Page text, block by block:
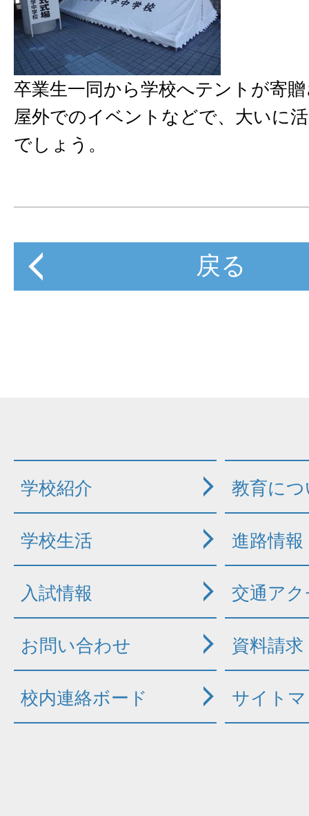
卒業生一同から学校へテントが寄
屋外でのイベントなどで、大いに
でしょう。
戻る
学校紹介 教育に
学校生活 進路情報
入試情報 交通ア
お問い合わせ 資料請求
校内連絡ボード サイト